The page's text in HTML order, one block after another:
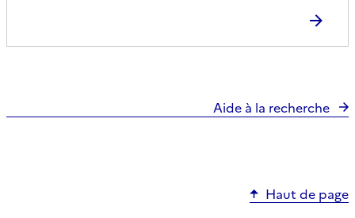
Aide à la recherche
Haut de page